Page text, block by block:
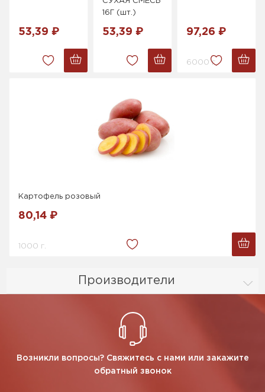
Производители
53,39 ₽
16Г (шт.)
53,39 ₽ 97,26 ₽
6000 г.
Картофель розовый
80,14 ₽
1000 г.
Возникли вопросы? Свяжитесь с нами или закажите
обратный звонок